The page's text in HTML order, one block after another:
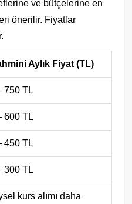
ve bütçelerine en
önerilir. Fiyatlar
Aylık Fiyat (TL)
750 TL
600 TL
450 TL
300 TL
kurs alımı daha